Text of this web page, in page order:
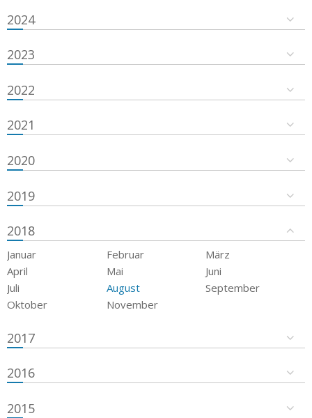
2024
2023
2022
2021
2020
2019
2018
Januar Februar
März
April
Mai
Juni
Juli
August
September
Oktober
November
2017
2016
2015